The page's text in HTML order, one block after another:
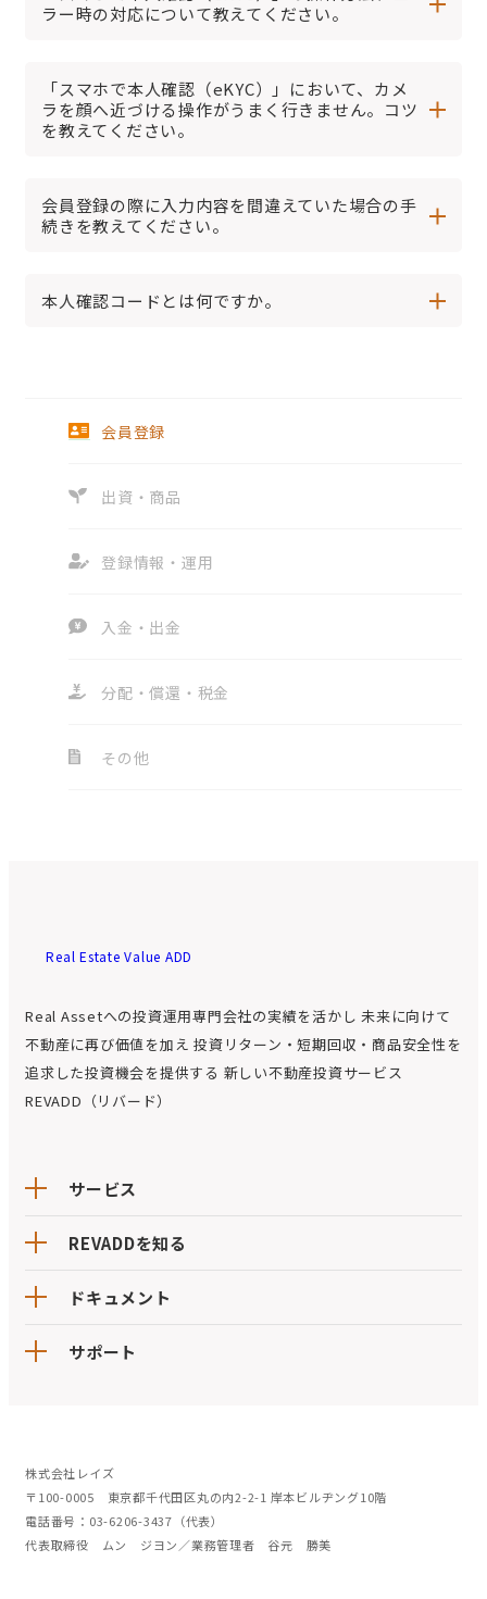
会員登録
出資・商品
登録情報・運用
入金・出金
分配・償還・税金
その他
ラー時の対応について教えてください。
「スマホで本人確認（eKYC）」において、カメ
ラを顔へ近づける操作がうまく行きません。コツ
を教えてください。
会員登録の際に入力内容を間違えていた場合の手
続きを教えてください。
本人確認コードとは何ですか。
Real Estate Value ADD
Real Assetへの投資運用専門会社の実績を活かし 未来に向けて
不動産に再び価値を加え 投資リターン・短期回収・商品安全性を
追求した投資機会を提供する 新しい不動産投資サービス
REVADD（リバード）
サービス
REVADDを知る
ドキュメント
サポート
株式会社レイズ
〒100-0005 東京都千代田区丸の内2-2-1 岸本ビルヂング10階
電話番号：03-6206-3437（代表）
代表取締役 ムン ジヨン／業務管理者 谷元 勝美